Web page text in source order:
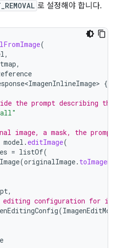
로 설정해야 합니다.
(
,
,
{
the prompt describing the
image, a mask, the
model . editImage(
= listOf(
(originalImage.
,
configuration for
(